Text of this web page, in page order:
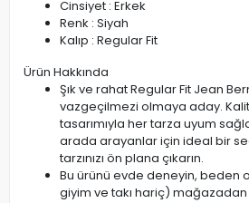
Cinsiyet : Erkek
Renk : Siyah
Kalıp : Regular Fit
Ürün Hakkında
Şık ve rahat Regular Fit Jean
vazgeçilmezi olmaya aday.
tasarımıyla her tarza uyum
arada arayanlar için ideal bir
tarzınızı ön plana çıkarın.
Bu ürünü evde deneyin, beden
giyim ve takı hariç)